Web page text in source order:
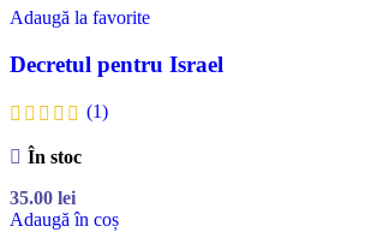
Adaugă la favorite
Decretul pentru Israel
(1)
În stoc
35.00 lei
Adaugă în coș